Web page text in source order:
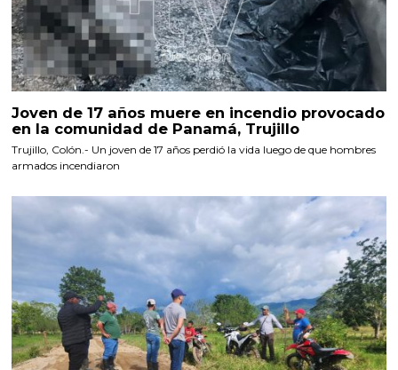
Joven de 17 años muere en incendio provocado
en la comunidad de Panamá, Trujillo
Trujillo, Colón.- Un joven de 17 años perdió la vida luego de que hombres
armados incendiaron